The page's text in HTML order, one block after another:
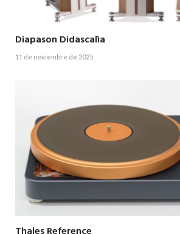
Diapason Didascalìa
11 de noviembre de 2025